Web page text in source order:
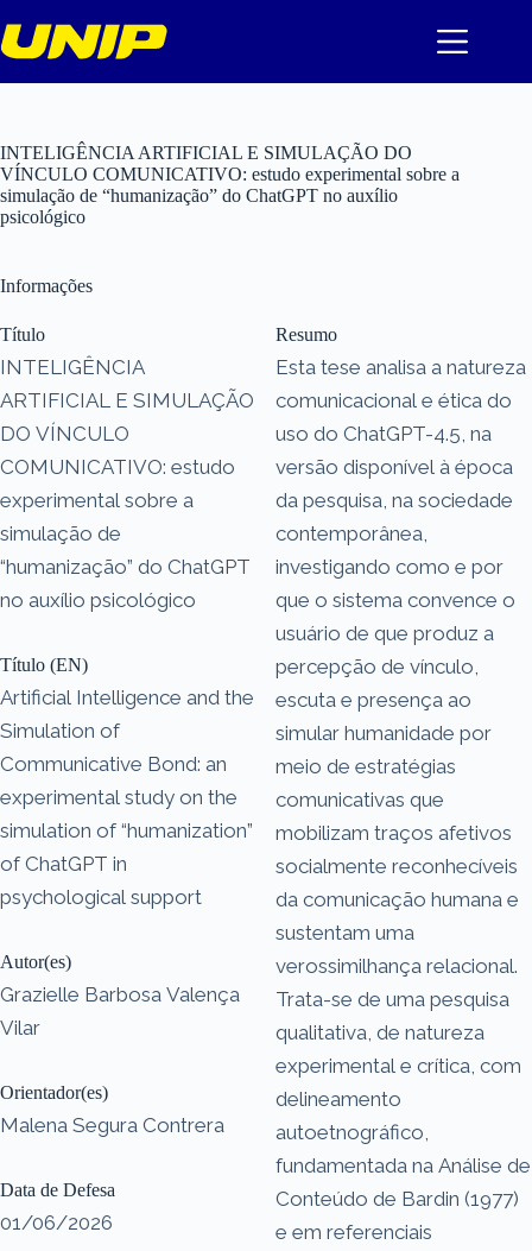
para
o
INTELIGÊNCIA ARTIFICIAL E SIMULAÇÃO DO
VÍNCULO COMUNICATIVO: estudo experimental sobre a
simulação de “humanização” do ChatGPT no auxílio
psicológico
Informações
Título
INTELIGÊNCIA
ARTIFICIAL E SIMULAÇÃO
DO VÍNCULO
COMUNICATIVO: estudo
experimental sobre a
simulação de
“humanização” do ChatGPT
no auxílio psicológico
Título (EN)
Artificial Intelligence and the
Simulation of
Communicative Bond: an
experimental study on the
simulation of “humanization”
of ChatGPT in
psychological support
Autor(es)
Grazielle Barbosa Valença
Vilar
Orientador(es)
Malena Segura Contrera
Data de Defesa
01/06/2026
Resumo
Esta tese analisa a natureza
comunicacional e ética do
uso do ChatGPT-4.5, na
versão disponível à época
da pesquisa, na sociedade
contemporânea,
investigando como e por
que o sistema convence o
usuário de que produz a
percepção de vínculo,
escuta e presença ao
simular humanidade por
meio de estratégias
comunicativas que
mobilizam traços afetivos
socialmente reconhecíveis
da comunicação humana e
sustentam uma
verossimilhança relacional.
Trata-se de uma pesquisa
qualitativa, de natureza
experimental e crítica, com
delineamento
autoetnográfico,
fundamentada na Análise de
Conteúdo de Bardin (1977)
e em referenciais